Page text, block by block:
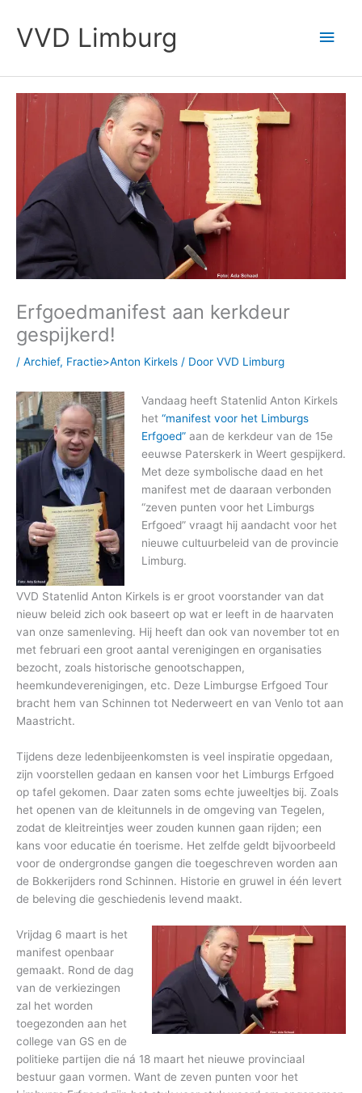
naarVVD Limburg
Erfgoedmanifest aan kerkdeur
gespijkerd!
/ Archief, Fractie>Anton Kirkels / Door VVD Limburg
Vandaag heeft Statenlid Anton Kirkels
het “manifest voor het Limburgs
Erfgoed”aan de kerkdeur van de 15e
eeuwse Paterskerk in Weert gespijkerd.
Met deze symbolische daad en het
manifest met de daaraan verbonden
“zeven punten voor het Limburgs
Erfgoed” vraagt hij aandacht voor het
nieuwe cultuurbeleid van de provincie
Limburg.
VVD Statenlid Anton Kirkels is er groot voorstander van dat
nieuw beleid zich ook baseert op wat er leeft in de haarvaten
van onze samenleving. Hij heeft dan ook van november tot en
met februari een groot aantal verenigingen en organisaties
bezocht, zoals historische genootschappen,
heemkundeverenigingen, etc. Deze Limburgse Erfgoed Tour
bracht hem van Schinnen tot Nederweert en van Venlo tot aan
Maastricht.
Tijdens deze ledenbijeenkomsten is veel inspiratie opgedaan,
zijn voorstellen gedaan en kansen voor het Limburgs Erfgoed
op tafel gekomen. Daar zaten soms echte juweeltjes bij. Zoals
het openen van de kleitunnels in de omgeving van Tegelen,
zodat de kleitreintjes weer zouden kunnen gaan rijden; een
kans voor educatie én toerisme. Het zelfde geldt bijvoorbeeld
voor de ondergrondse gangen die toegeschreven worden aan
de Bokkerijders rond Schinnen. Historie en gruwel in één levert
de beleving die geschiedenis levend maakt.
Vrijdag 6 maart is het
manifest openbaar
gemaakt. Rond de dag
van de verkiezingen
zal het worden
toegezonden aan het
college van GS en de
politieke partijen die ná 18 maart het nieuwe provinciaal
bestuur gaan vormen. Want de zeven punten voor het